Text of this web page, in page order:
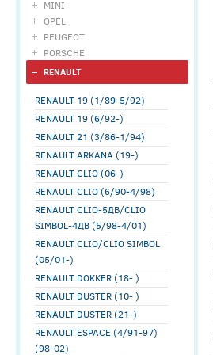
MINI
OPEL
PEUGEOT
PORSCHE
RENAULT
RENAULT 19 (1/89-5/92)
RENAULT 19 (6/92-)
RENAULT 21 (3/86-1/94)
RENAULT ARKANA (19-)
RENAULT CLIO (06-)
RENAULT CLIO (6/90-4/98)
RENAULT CLIO-5ДВ/CLIO
SIMBOL-4ДВ (5/98-4/01)
RENAULT CLIO/CLIO SIMBOL
(05/01-)
RENAULT DOKKER (18- )
RENAULT DUSTER (10- )
RENAULT DUSTER (21-)
RENAULT ESPACE (4/91-97)
(98-02)